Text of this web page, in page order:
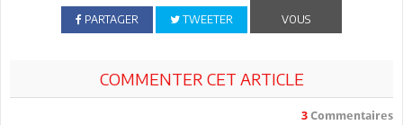
PARTAGER TWEETER
VOUS
COMMENTER CET ARTICLE
3 Commentaires